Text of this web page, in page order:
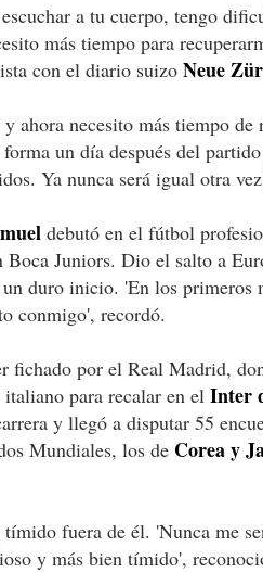
a tu cuerpo, tengo
más tiempo para
con el diario suizo Neue
ahora necesito más tiempo de
un día después del
Ya nunca será igual otra
debutó en el fútbol
Boca Juniors. Dio el salto a
duro inicio. 'En los primeros
conmigo', recordó.
fichado por el Real Madrid,
para recalar en el Inter
y llegó a disputar 55
Mundiales, los de Corea y
fuera de él. 'Nunca me
y más bien tímido',